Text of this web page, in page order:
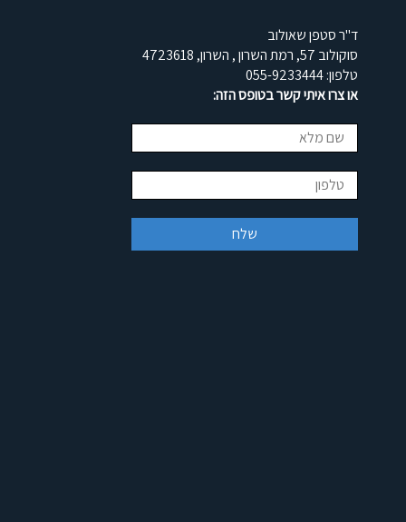
ד"ר סטפן שאולוב
סוקולוב 57
, רמת השרון, השרון,
4723618
טלפון:055-9233444‏
או צרו איתי קשר בטופס הזה: